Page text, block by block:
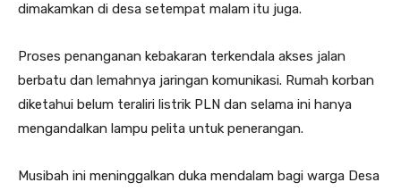
dimakamkan di desa setempat malam itu juga.
Proses penanganan kebakaran terkendala akses jalan
berbatu dan lemahnya jaringan komunikasi. Rumah korban
diketahui belum teraliri listrik PLN dan selama ini hanya
mengandalkan lampu pelita untuk penerangan.
Musibah ini meninggalkan duka mendalam bagi warga Desa